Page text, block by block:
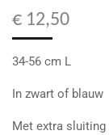
€ 12,50
34-56 cm L
In zwart of blauw
Met extra sluiting